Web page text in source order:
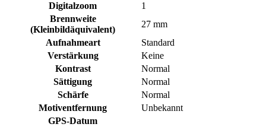
Digitalzoom
1
Brennweite
(Kleinbildäquivalent)
27 mm
Aufnahmeart
Standard
Verstärkung
Keine
Kontrast
Normal
Sättigung
Normal
Schärfe
Normal
Motiventfernung
Unbekannt
GPS-Datum